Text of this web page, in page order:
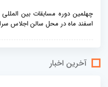
اسفند ماه در محل سالن اجلاس
آخرین اخبار